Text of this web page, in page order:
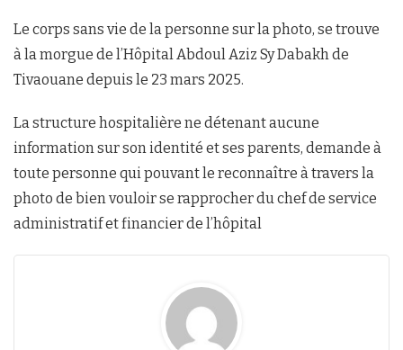
Le corps sans vie de la personne sur la photo, se trouve
à la morgue de l’Hôpital Abdoul Aziz Sy Dabakh de
Tivaouane depuis le 23 mars 2025.
La structure hospitalière ne détenant aucune
information sur son identité et ses parents, demande à
toute personne qui pouvant le reconnaître à travers la
photo de bien vouloir se rapprocher du chef de service
administratif et financier de l’hôpital